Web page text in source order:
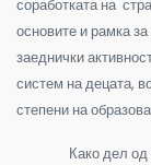
соработката на
основите и рамка
заеднички
систем на децата,
степени на
Како дел од